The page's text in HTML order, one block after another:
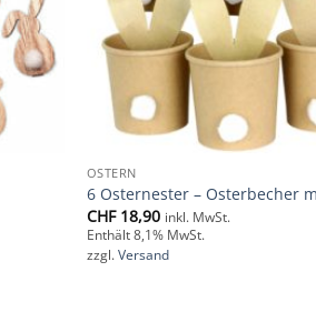
OSTERN
6 Osternester – Osterbecher
CHF18,90 inkl. MwSt.
Enthält 8,1% MwSt.
zzgl. Versand